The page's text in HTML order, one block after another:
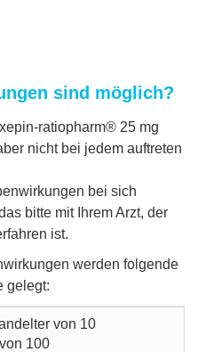
sind möglich?
ratiopharm® 25 mg
nicht bei jedem auftreten
bei sich
bitte mit Ihrem Arzt, der
ist.
werden folgende
gelegt:
von 10
100